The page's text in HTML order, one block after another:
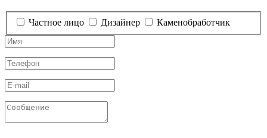
Частное лицо Дизайнер Каменобработчик